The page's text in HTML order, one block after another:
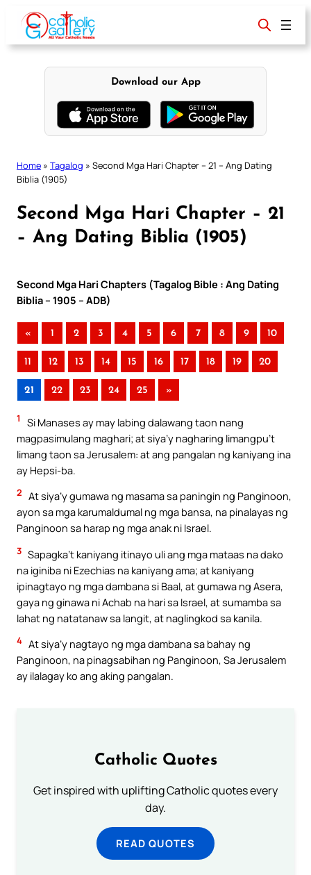
content
Download our App
Home » Tagalog » Second Mga Hari Chapter – 21 – Ang Dating
Biblia (1905)
Second Mga Hari Chapter – 21
– Ang Dating Biblia (1905)
Second Mga Hari Chapters (Tagalog Bible : Ang Dating
Biblia – 1905 – ADB)
« 1 2 3 4 5 6 7 8 9 10
11 12 13 14 15 16 17 18 19 20
21 22 23 24 25 »
1
Si Manases ay may labing dalawang taon nang
magpasimulang maghari; at siya’y nagharing limangpu’t
limang taon sa Jerusalem: at ang pangalan ng kaniyang ina
ay Hepsi-ba.
2 At siya’y gumawa ng masama sa paningin ng Panginoon,
ayon sa mga karumaldumal ng mga bansa, na pinalayas ng
Panginoon sa harap ng mga anak ni Israel.
3 Sapagka’t kaniyang itinayo uli ang mga mataas na dako
na iginiba ni Ezechias na kaniyang ama; at kaniyang
ipinagtayo ng mga dambana si Baal, at gumawa ng Asera,
gaya ng ginawa ni Achab na hari sa Israel, at sumamba sa
lahat ng natatanaw sa langit, at naglingkod sa kanila.
4 At siya’y nagtayo ng mga dambana sa bahay ng
Panginoon, na pinagsabihan ng Panginoon, Sa Jerusalem
ay ilalagay ko ang aking pangalan.
Catholic Quotes
Get inspired with uplifting Catholic quotes every
day.
READ QUOTES